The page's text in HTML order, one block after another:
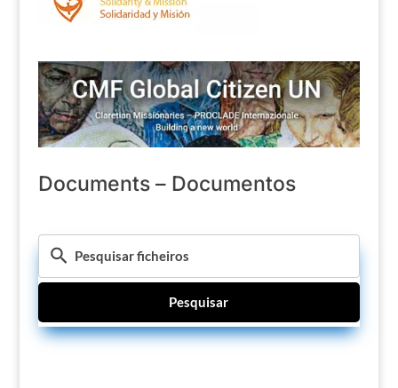
Documents – Documentos
Pesquisar